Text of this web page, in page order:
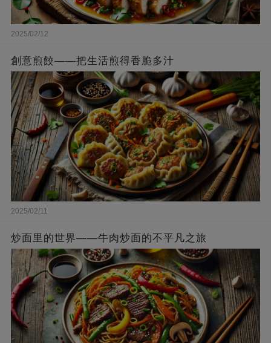
2025/02/12
創意煎餃——把生活煎得香脆多汁
2025/02/11
炒面里的世界——牛肉炒面的不平凡之旅